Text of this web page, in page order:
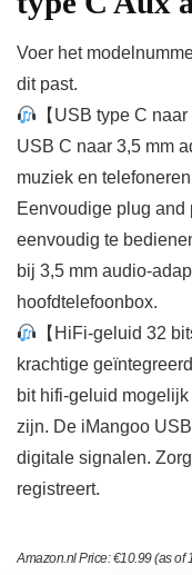
Voer het
dit past.
【USB type C
USB C naar 3,5 mm
muziek en
Eenvoudige plug and
eenvoudig te
bij 3,5 mm audio-
hoofdtelefoonbox.
【HiFi-geluid 32
krachtige
bit hifi-geluid
zijn. De iMangoo
digitale signalen.
registreert.
Amazon.nl Price:€10.99(as of